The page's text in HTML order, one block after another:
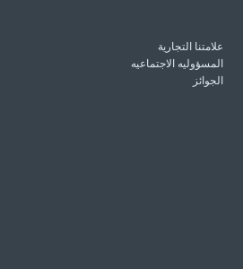
علامتنا التجارية
المسؤوليه الاجتماعيه
الجوائز